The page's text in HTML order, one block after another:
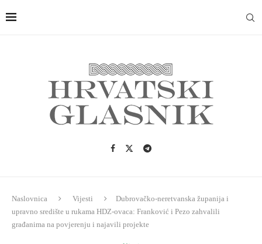
Naslovnica Vijesti
Dubrovačko-neretvanska županija i
upravno središte u rukama HDZ-ovaca: Franković i Pezo zahvalili
građanima na povjerenju i najavili projekte